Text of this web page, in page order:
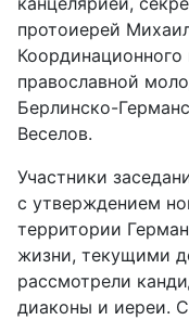
протоиерей
Координационного
православной
Берлинско-
Веселов.
Участники
с утверждением
территории
жизни, текущими
рассмотрели
диаконы и иереи.